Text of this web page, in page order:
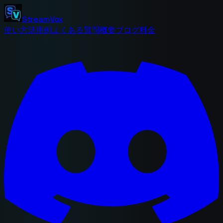
StreamVox
使い方活用例よくある質問概要ブログ料金